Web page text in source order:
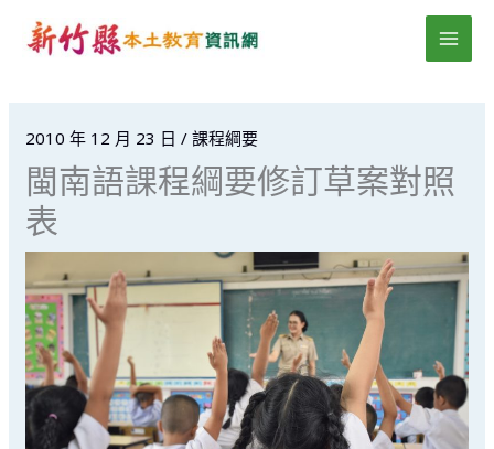
2010 年 12 月 23 日/課程綱要
閩南語課程綱要修訂草案對照
表